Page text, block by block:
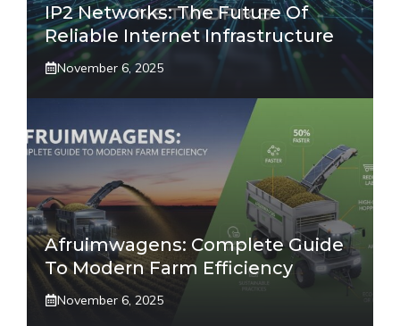
IP2 Networks: The Future Of
Reliable Internet Infrastructure
November 6, 2025
Afruimwagens: Complete Guide
To Modern Farm Efficiency
November 6, 2025